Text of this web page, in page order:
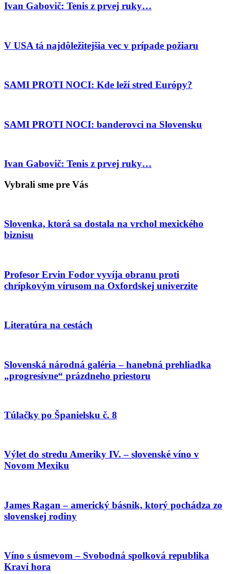
Ivan Gabovič: Tenis z prvej ruky…
V USA tá najdôležitejšia vec v prípade požiaru
SAMI PROTI NOCI: Kde leží stred Európy?
SAMI PROTI NOCI: banderovci na Slovensku
Ivan Gabovič: Tenis z prvej ruky…
Vybrali sme pre Vás
Slovenka, ktorá sa dostala na vrchol mexického
biznisu
Profesor Ervin Fodor vyvíja obranu proti
chrípkovým vírusom na Oxfordskej univerzite
Literatúra na cestách
Slovenská národná galéria – hanebná prehliadka
„progresívne“ prázdneho priestoru
Túlačky po Španielsku č. 8
Výlet do stredu Ameriky IV. – slovenské víno v
Novom Mexiku
James Ragan – americký básnik, ktorý pochádza zo
slovenskej rodiny
Víno s úsmevom – Svobodná spolková republika
Kraví hora